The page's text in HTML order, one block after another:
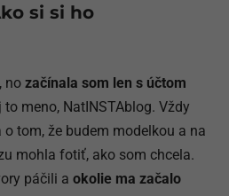
si si ho
no začínala som len s účtom
meno, NatINSTAblog. Vždy
tom, že budem modelkou a na
mohla fotiť, ako som chcela.
páčili a okolie ma začalo